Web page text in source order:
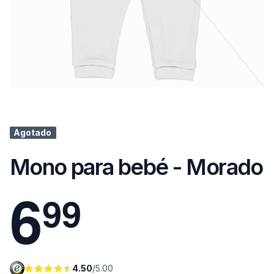
Agotado
Mono para bebé - Morado
699
4.50/5.00